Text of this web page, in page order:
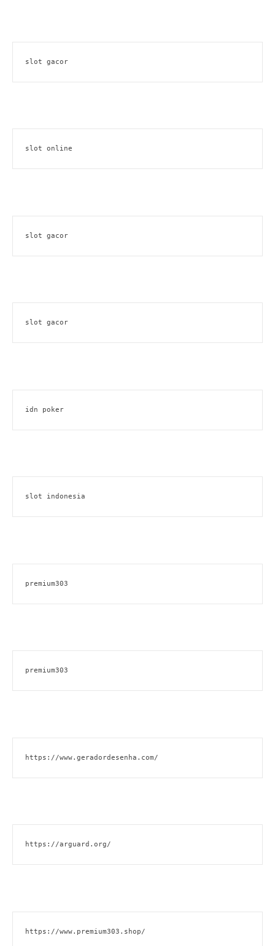
slot gacor
slot online
slot gacor
slot gacor
idn poker
slot indonesia
premium303
premium303
https://www.geradordesenha.com/
https://arguard.org/
https://www.premium303.shop/